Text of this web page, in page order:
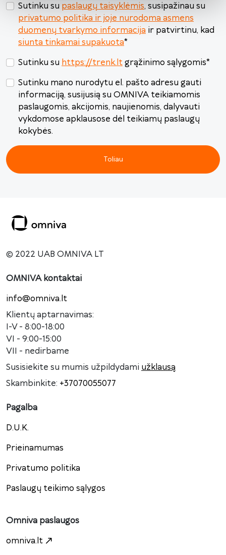
Sutinku su paslaugų taisyklėmis, susipažinau su
privatumo politika ir joje nurodoma asmens
duomenų tvarkymo informacija ir patvirtinu, kad
siunta tinkamai supakuota*
Sutinku su https://trenk.ltgrąžinimo sąlygomis*
Sutinku mano nurodytu el. pašto adresu gauti
informaciją, susijusią su OMNIVA teikiamomis
paslaugomis, akcijomis, naujienomis, dalyvauti
vykdomose apklausose dėl teikiamų paslaugų
kokybės.
Toliau
© 2022 UAB OMNIVA LT
OMNIVA kontaktai
info@omniva.lt
Klientų aptarnavimas:
I-V - 8:00-18:00
VI - 9:00-15:00
VII - nedirbame
Susisiekite su mumis užpildydami užklausą
Skambinkite: +37070055077
Pagalba
D.U.K.
Prieinamumas
Privatumo politika
Paslaugų teikimo sąlygos
Omniva paslaugos
omniva.lt